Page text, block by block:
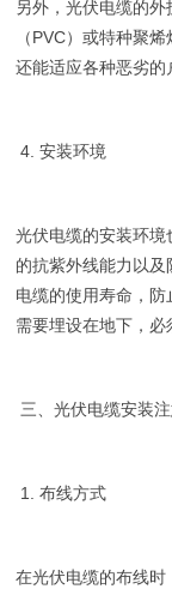
另外，光伏电缆的
（PVC）或特种聚
还能适应各种恶劣的
4. 安装环境
光伏电缆的安装环
的抗紫外线能力以
电缆的使用寿命，
需要埋设在地下，必
三、光伏电缆安装
1. 布线方式
在光伏电缆的布线